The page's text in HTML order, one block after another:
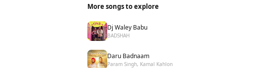
More songs to explore
Dj Waley Babu
BADSHAH
Daru Badnaam
Param Singh, Kamal Kahlon